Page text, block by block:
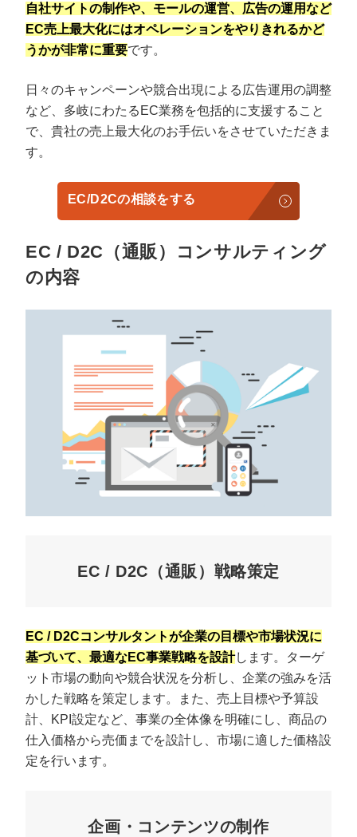
自社サイトの制作や、モールの運営、広告の運用など
EC売上最大化にはオペレーションをやりきれるかど
うかが非常に重要です。
日々のキャンペーンや競合出現による広告運用の調整
など、多岐にわたるEC業務を包括的に支援すること
で、貴社の売上最大化のお手伝いをさせていただきま
す。
EC/D2Cの相談をする
EC / D2C（通販）コンサルティング
の内容
EC / D2C（通販）戦略策定
EC / D2Cコンサルタントが企業の目標や市場状況に
基づいて、最適なEC事業戦略を設計します。ターゲ
ット市場の動向や競合状況を分析し、企業の強みを活
かした戦略を策定します。また、売上目標や予算設
計、KPI設定など、事業の全体像を明確にし、商品の
仕入価格から売価までを設計し、市場に適した価格設
定を行います。
企画・コンテンツの制作